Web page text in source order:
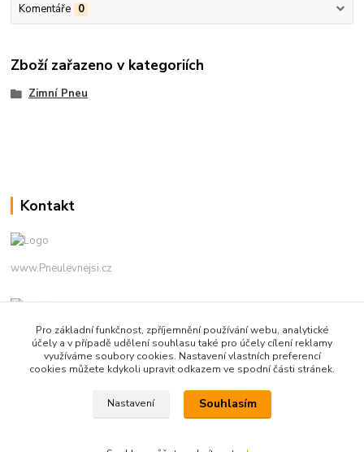
Komentáře 0
Zboží zařazeno v kategoriích
Zimní Pneu
Kontakt
www.Pneulevnejsi.cz
info(a)pneulevnejsi.cz
Pro základní funkčnost, zpříjemnění používání webu, analytické
účely a v případě udělení souhlasu také pro účely cílení reklamy
využíváme soubory cookies. Nastavení vlastních preferencí
cookies můžete kdykoli upravit odkazem ve spodní části stránek.
Nastavení Souhlasím